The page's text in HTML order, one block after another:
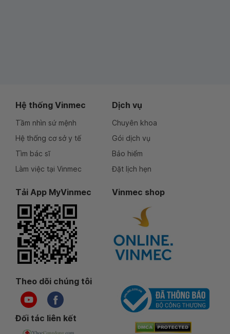
Hệ thống Vinmec
Tầm nhìn sứ mệnh
Hệ thống cơ sở y tế
Tìm bác sĩ
Làm việc tại Vinmec
Dịch vụ
Chuyên khoa
Gói dịch vụ
Bảo hiểm
Đặt lịch hẹn
Tải App MyVinmec Vinmec shop
Theo dõi chúng tôi
Đối tác liên kết